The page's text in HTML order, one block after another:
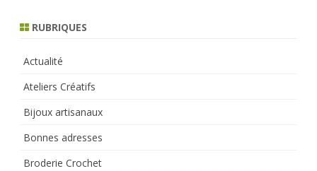
RUBRIQUES
Actualité
Ateliers Créatifs
Bijoux artisanaux
Bonnes adresses
Broderie Crochet